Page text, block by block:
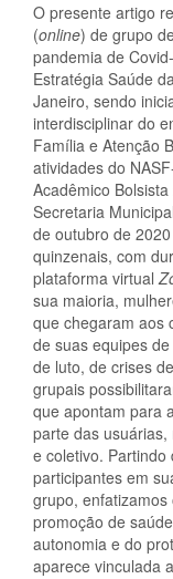
O presente artigo
(online) de grupo
pandemia de
Estratégia Saúde
Janeiro, sendo
interdisciplinar do
Família e Atenção
atividades do
Acadêmico
Secretaria
de outubro de
quinzenais, com
plataforma virtual
sua maioria,
que chegaram aos
de suas equipes
de luto, de crises
grupais
que apontam para
parte das
e coletivo.
participantes em
grupo,
promoção de
autonomia e do
aparece vinculada